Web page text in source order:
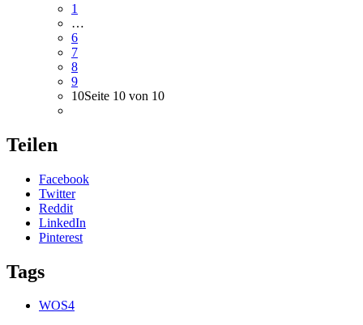
1
…
6
7
8
9
10Seite 10 von 10
Teilen
Facebook
Twitter
Reddit
LinkedIn
Pinterest
Tags
WOS4